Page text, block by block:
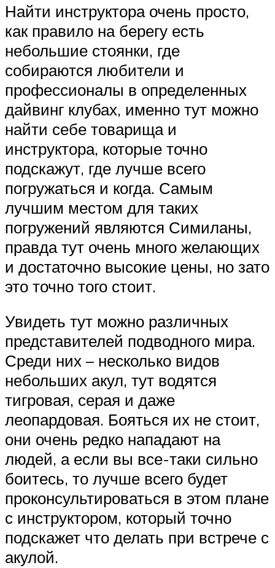
Найти инструктора очень просто,
как правило на берегу есть
небольшие стоянки, где
собираются любители и
профессионалы в определенных
дайвинг клубах, именно тут можно
найти себе товарища и
инструктора, которые точно
подскажут, где лучше всего
погружаться и когда. Самым
лучшим местом для таких
погружений являются Симиланы,
правда тут очень много желающих
и достаточно высокие цены, но зато
это точно того стоит.
Увидеть тут можно различных
представителей подводного мира.
Среди них – несколько видов
небольших акул, тут водятся
тигровая, серая и даже
леопардовая. Бояться их не стоит,
они очень редко нападают на
людей, а если вы все-таки сильно
боитесь, то лучше всего будет
проконсультироваться в этом плане
с инструктором, который точно
подскажет что делать при встрече с
акулой.